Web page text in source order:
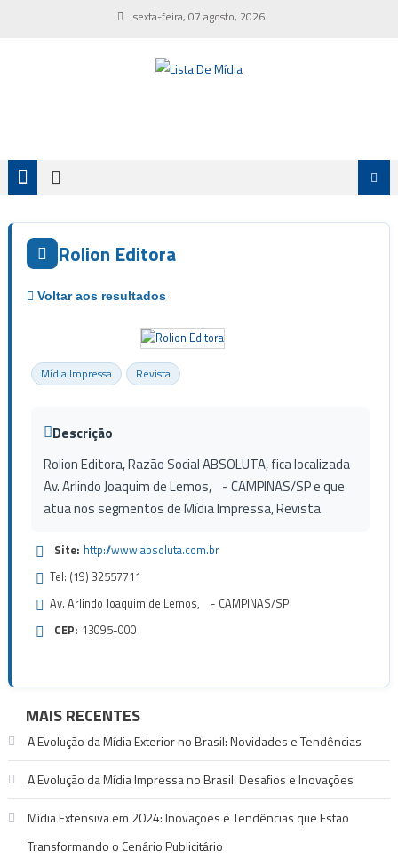
sexta-feira, 07 agosto, 2026
Rolion Editora
Mídia Impressa Revista
Descrição
Rolion Editora, Razão Social ABSOLUTA, fica localizada
Av. Arlindo Joaquim de Lemos, - CAMPINAS/SP e que
atua nos segmentos de Mídia Impressa, Revista
Site: http://www.absoluta.com.br
Tel: (19) 32557711
Av. Arlindo Joaquim de Lemos, - CAMPINAS/SP
CEP: 13095-000
MAIS RECENTES
A Evolução da Mídia Exterior no Brasil: Novidades e Tendências
A Evolução da Mídia Impressa no Brasil: Desafios e Inovações
Mídia Extensiva em 2024: Inovações e Tendências que Estão
Transformando o Cenário Publicitário